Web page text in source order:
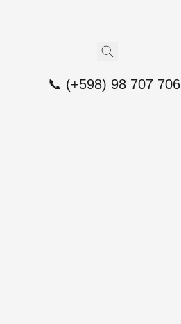
📞 (+598) 98 707 706